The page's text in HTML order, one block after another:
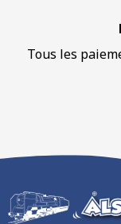
Tous les